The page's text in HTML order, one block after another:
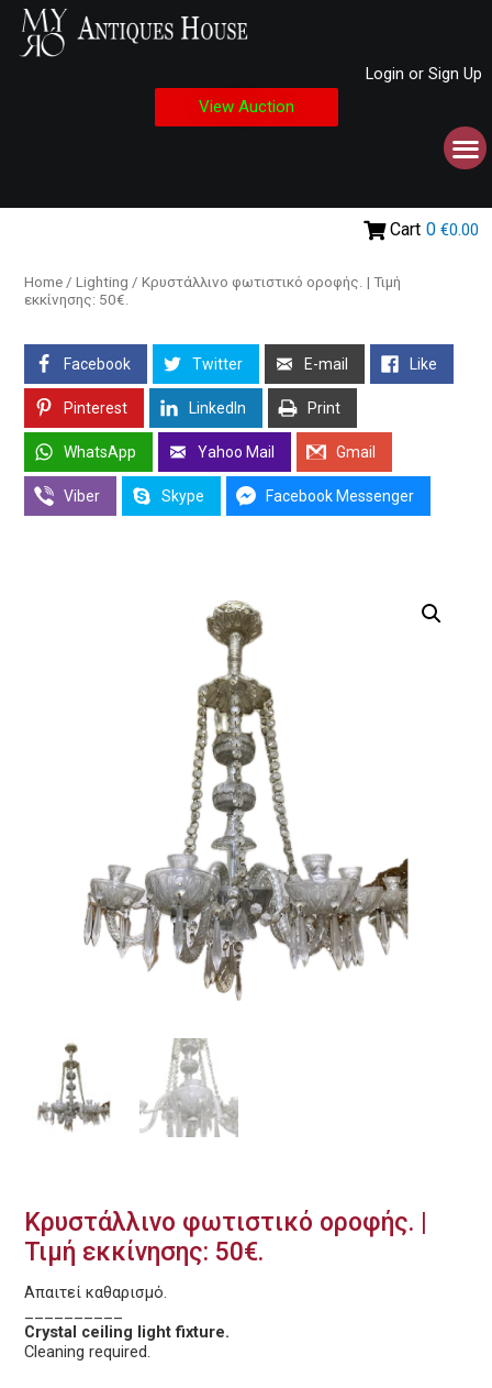
Login or Sign Up
View Auction
Cart 0 €0.00
Home / Lighting / Κρυστάλλινο φωτιστικό οροφής. | Τιμή
εκκίνησης: 50€.
Facebook Twitter E-mail Like
Pinterest LinkedIn Print
WhatsApp Yahoo Mail Gmail
Viber Skype Facebook Messenger
Κρυστάλλινο φωτιστικό οροφής. |
Τιμή εκκίνησης: 50€.
Απαιτεί καθαρισμό.
Crystal ceiling light fixture.
Cleaning required.